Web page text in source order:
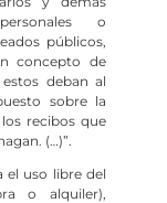
o
públicos,
concepto de
deban al
sobre la
recibos que
(…)”.
el uso libre del
o alquiler),